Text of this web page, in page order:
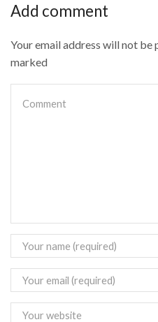
Add comment
Your email address will not be
marked